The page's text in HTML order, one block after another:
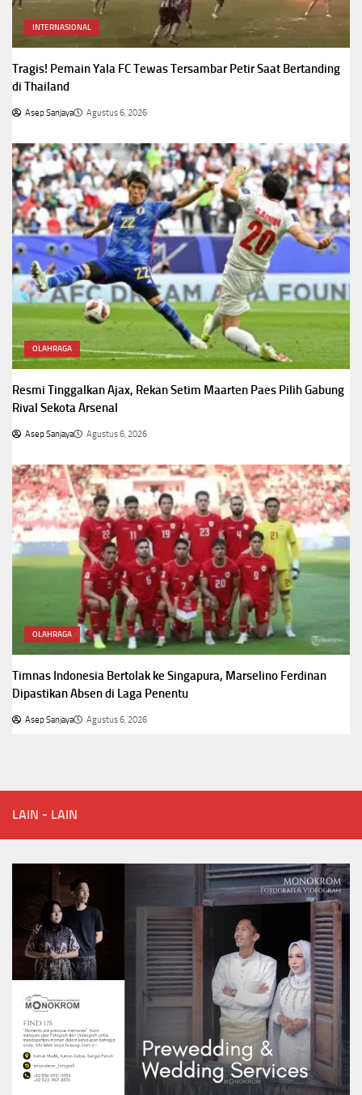
INTERNASIONAL
Tragis! Pemain Yala FC Tewas Tersambar Petir Saat Bertanding
di Thailand
Asep Sanjaya Agustus 6, 2026
OLAHRAGA
Resmi Tinggalkan Ajax, Rekan Setim Maarten Paes Pilih Gabung
Rival Sekota Arsenal
Asep Sanjaya Agustus 6, 2026
OLAHRAGA
Timnas Indonesia Bertolak ke Singapura, Marselino Ferdinan
Dipastikan Absen di Laga Penentu
Asep Sanjaya Agustus 6, 2026
LAIN - LAIN